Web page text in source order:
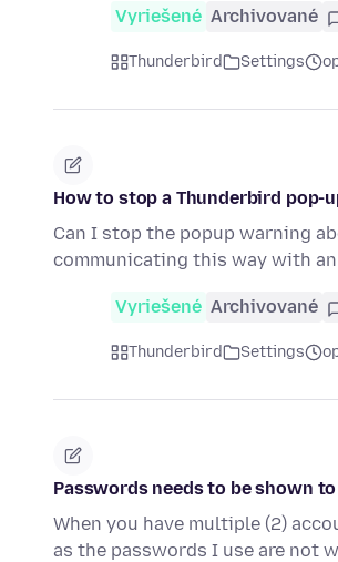
Vyriešené Archivované
Thunderbird Settings
How to stop a Thunderbird pop-
Can I stop the popup warning
communicating this way with
Vyriešené Archivované
Thunderbird Settings
Passwords needs to be shown
When you have multiple (2)
as the passwords I use are not